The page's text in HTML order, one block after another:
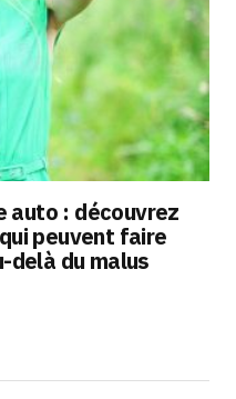
auto : découvrez
peuvent faire
delà du malus